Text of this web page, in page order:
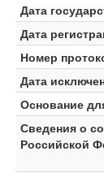
Дата
Дата
Номер
Дата
Основание
Сведения о
Российской